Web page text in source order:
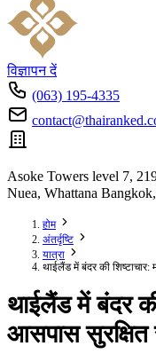
विज्ञापन दें
(063) 195-4335
Asoke Towers level 7,
Nuea, Whattana
होम
अंतर्दृष्टि
यात्रा
थाईलैंड में बंदर की
थाईलैंड में बंदर
आसपास सुरक्षित